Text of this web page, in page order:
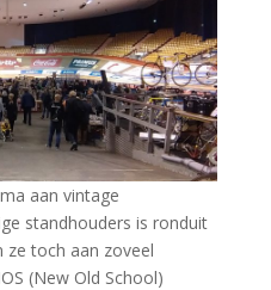
aan vintage
standhouders is ronduit
ze toch aan zoveel
(New Old School)